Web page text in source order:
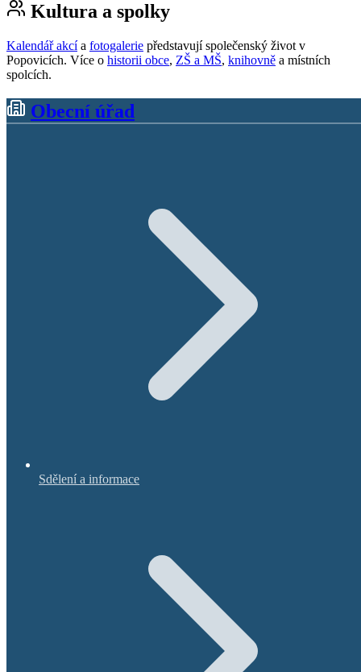
Kultura a spolky
Kalendář akcía fotogalerie představují společenský život v
Popovicích. Více o historii obce, ZŠ a MŠ, knihovně a místních
spolcích.
Obecní úřad
Sdělení a informace